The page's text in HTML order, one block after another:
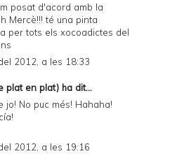
posat d'acord amb la
Mercè!!! té una pinta
per tots els xocoadictes del
2012, a les 18:33
plat en plat) ha dit...
jo! No puc més! Hahaha!
2012, a les 19:16